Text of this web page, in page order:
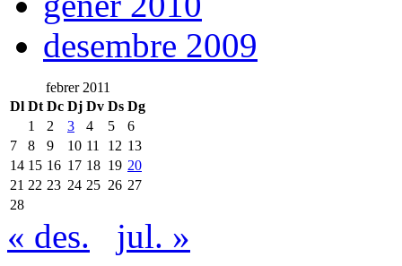
desembre 2009
febrer 2011
Dl Dt Dc Dj Dv Ds Dg
1
2 3 4 5
6
7
8 9 10 11 12 13
14 15 16 17 18 19 20
21 22 23 24 25 26 27
28
« des.
jul. »